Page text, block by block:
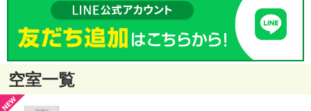
空室一覧